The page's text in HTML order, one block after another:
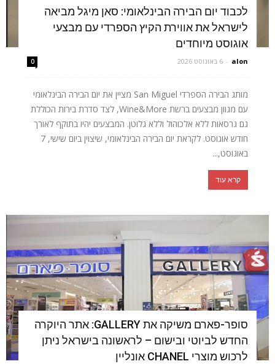
לכבוד יום הבירה הבינלאומי: סאן מיגל מביאה
לישראל את אווירת הקיץ הספרדי עם מבצעי
אוגוסט מיוחדים
alon
- 6 באוגוסט 2026 0
מותג הבירה הספרדי San Miguel מציין את יום הבירה הבינלאומי
עם מגוון מבצעים ברשת Wine&More, לצד סדרת בירות הכוללת
גם גרסאות ללא אלכוהול וללא גלוטן. המבצעים יהיו בתוקף לאורך
חודש אוגוסט. לקראת יום הבירה הבינלאומי, שיצוין ביום שישי, 7
באוגוסט,...
קרא עוד
סופר-פארם משיקה את GALLERY: אתר היוקרה
החדש לביוטי ובישום – לראשונה בישראל ניתן
לרכוש מוצרי CHANEL אונליין